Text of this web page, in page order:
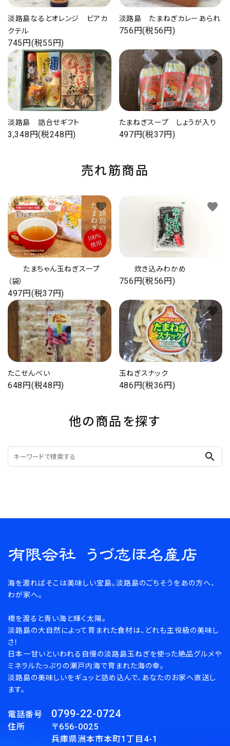
淡路島なるとオレンジ ビアカ
クテル
745円(税55円)
淡路島 たまねぎカレーあられ
756円(税56円)
淡路島 詰合せギフト
3,348円(税248円)
favorite
たまねぎスープ しょうが入り
497円(税37円)
favorite
売れ筋商品
たまちゃん玉ねぎスープ
（袋）
497円(税37円)
favorite
炊き込みわかめ
756円(税56円)
favorite
たこせんべい
648円(税48円)
favorite
玉ねぎスナック
486円(税36円)
favorite
他の商品を探す
search
海を渡ればそこは美味しい宝島。淡路島のごちそうをあの方へ、
わが家へ。
橋を渡ると青い海と輝く太陽。
淡路島の大自然によって育まれた食材は、どれも主役級の美味し
さ！
日本一甘いといわれる自慢の淡路島玉ねぎを使った絶品グルメや
ミネラルたっぷりの瀬戸内海で育まれた海の幸。
淡路島の美味しいをギュッと詰め込んで、あなたのお家へ直送し
ます。
電話番号 0799-22-0724
住所 〒656-0025
兵庫県洲本市本町1丁目4-1